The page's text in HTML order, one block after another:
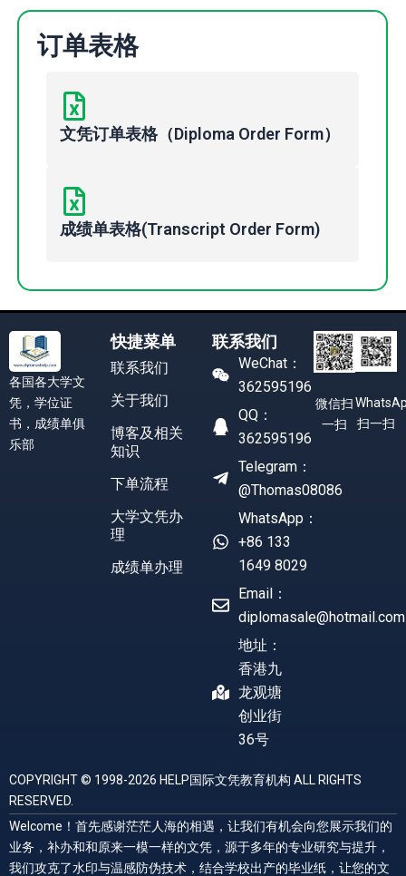
订单表格
文凭订单表格（Diploma Order Form）
成绩单表格(Transcript Order Form)
各国各大学文
凭，学位证
书，成绩单俱
乐部
快捷菜单
联系我们
关于我们
博客及相关
知识
下单流程
大学文凭办
理
成绩单办理
联系我们
WeChat：
362595196
QQ：
362595196
Telegram：
@Thomas08086
WhatsApp：
+86 133
1649 8029
Email：
diplomasale@hotmail.com
地址：
香港九
龙观塘
创业街
36号
微信扫
一扫
扫一扫
COPYRIGHT © 1998-2026 HELP国际文凭教育机构 ALL RIGHTS
RESERVED.
Welcome！首先感谢茫茫人海的相遇，让我们有机会向您展示我们的
业务，补办和和原来一模一样的文凭，源于多年的专业研究与提升，
我们攻克了水印与温感防伪技术，结合学校出产的毕业纸，让您的文